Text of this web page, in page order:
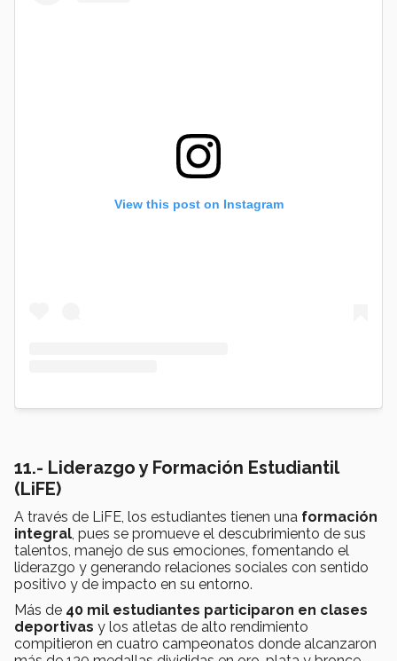
View this post on Instagram
11.- Liderazgo y Formación Estudiantil
(LiFE)
A través de LiFE, los estudiantes tienen una formación
integral, pues se promueve el descubrimiento de sus
talentos, manejo de sus emociones, fomentando el
liderazgo y generando relaciones sociales con sentido
positivo y de impacto en su entorno.
Más de 40 mil estudiantes participaron en clases
deportivas y los atletas de alto rendimiento
compitieron en cuatro campeonatos donde alcanzaron